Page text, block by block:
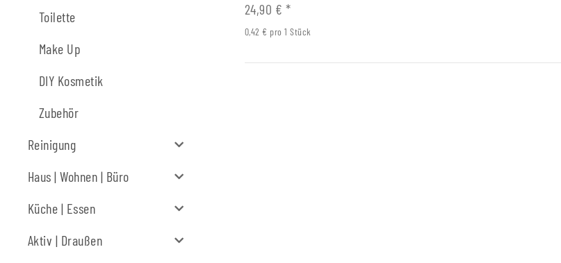
24,90 € *
0,42 € pro 1 Stück
Toilette
Make Up
DIY Kosmetik
Zubehör
Reinigung
Haus | Wohnen | Büro
Küche | Essen
Aktiv | Draußen